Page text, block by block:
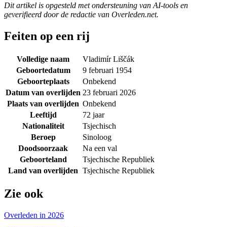
Dit artikel is opgesteld met ondersteuning van AI-tools en
geverifieerd door de redactie van Overleden.net.
Feiten op een rij
Volledige naam
Vladimír Liščák
Geboortedatum
9 februari 1954
Geboorteplaats
Onbekend
Datum van overlijden 23 februari 2026
Plaats van overlijden Onbekend
Leeftijd
72 jaar
Nationaliteit
Tsjechisch
Beroep
Sinoloog
Doodsoorzaak
Na een val
Geboorteland
Tsjechische Republiek
Land van overlijden Tsjechische Republiek
Zie ook
Overleden in 2026